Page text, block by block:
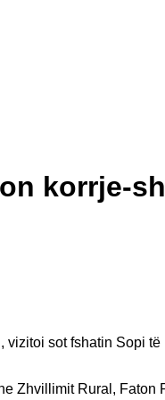
korrje-
sot fshatin Sopi
Zhvillimit Rural,